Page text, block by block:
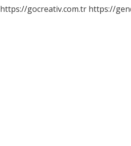
https://gocreativ.com.tr https://